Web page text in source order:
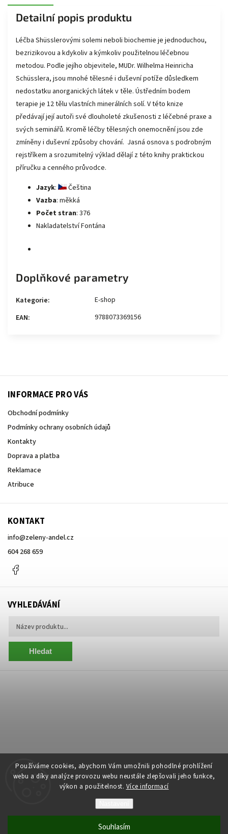
Používáme cookies, abychom Vám umožnili pohodlné prohlížení
webu a díky analýze provozu webu neustále zlepšovali jeho funkce,
výkon a použitelnost. Více informací
Souhlasím
Detailní popis produktu
Léčba Shüsslerovými solemi neboli biochemie je jednoduchou,
bezrizikovou a kdykoliv a kýmkoliv použitelnou léčebnou
metodou. Podle jejího objevitele, MUDr. Wilhelma Heinricha
Schüsslera, jsou mnohé tělesné i duševní potíže důsledkem
nedostatku anorganických látek v těle. Ústředním bodem
terapie je 12 tělu vlastních minerálních solí. V této knize
předávají její autoři své dlouholeté zkušenosti z léčebné praxe a
svých seminářů. Kromě léčby tělesných onemocnění jsou zde
zmíněny i duševní způsoby chování. Jasná osnova s podrobným
rejstříkem a srozumitelný výklad dělají z této knihy praktickou
příručku a cenného průvodce.
Jazyk:
Čeština
Vazba: měkká
Počet stran: 376
Nakladatelství Fontána
Doplňkové parametry
Kategorie:
E-shop
EAN: 9788073369156
INFORMACE PRO VÁS
Obchodní podmínky
Podmínky ochrany osobních údajů
Kontakty
Doprava a platba
Reklamace
Atribuce
KONTAKT
info@zeleny-andel.cz
604 268 659
VYHLEDÁVÁNÍ
Hledat
Vytvořil Shoptet | Anque Media
Copyright 2026 Centrum Zelený Anděl
Grafický návrh vytvořil a nakódoval